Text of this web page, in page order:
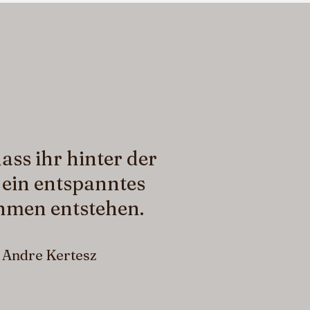
ihr hinter der
entspanntes
entstehen.
Andre Kertesz